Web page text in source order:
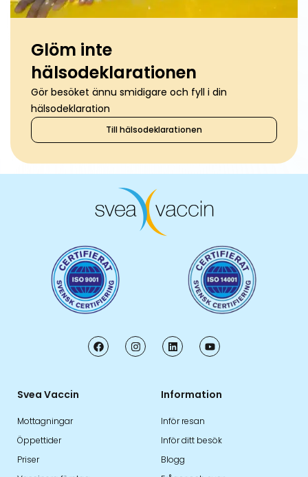
Glöm inte
hälsodeklarationen
Gör besöket ännu smidigare och fyll i din
hälsodeklaration
Till hälsodeklarationen
Svea Vaccin
Mottagningar
Öppettider
Priser
Information
Inför resan
Inför ditt besök
Blogg